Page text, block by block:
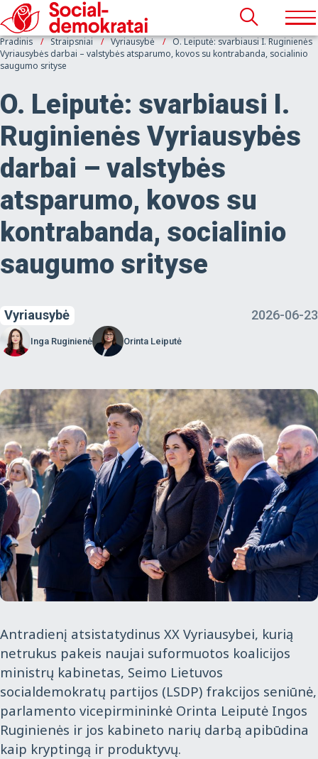
Pradinis Straipsniai Vyriausybė
O. Leiputė: svarbiausi I. Ruginienės
Vyriausybės darbai – valstybės atsparumo, kovos su kontrabanda, socialinio
saugumo srityse
O. Leiputė: svarbiausi I.
Ruginienės Vyriausybės
darbai – valstybės
atsparumo, kovos su
kontrabanda, socialinio
saugumo srityse
Vyriausybė 2026-06-23
Inga Ruginienė Orinta Leiputė
Antradienį atsistatydinus XX Vyriausybei, kurią
netrukus pakeis naujai suformuotos koalicijos
ministrų kabinetas, Seimo Lietuvos
socialdemokratų partijos (LSDP) frakcijos seniūnė,
parlamento vicepirmininkė Orinta Leiputė Ingos
Ruginienės ir jos kabineto narių darbą apibūdina
kaip kryptingą ir produktyvų.